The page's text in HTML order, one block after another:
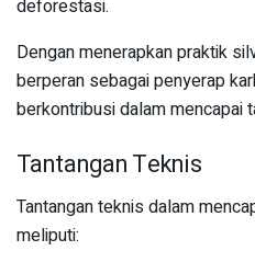
deforestasi.
Dengan menerapkan praktik
berperan sebagai penyerap
berkontribusi dalam mencapai
Tantangan Teknis
Tantangan teknis dalam
meliputi: